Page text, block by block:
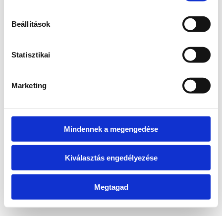
Beállítások
Statisztikai
Marketing
Mindennek a megengedése
Kiválasztás engedélyezése
Megtagad